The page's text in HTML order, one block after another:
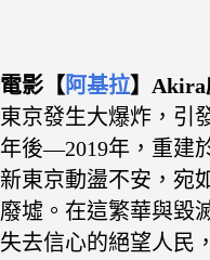
電影【阿基拉】Akira
東京發生大爆炸，引
年後—2019年，重建
新東京動盪不安，宛
廢墟。在這繁華與毀
失去信心的絕望人民